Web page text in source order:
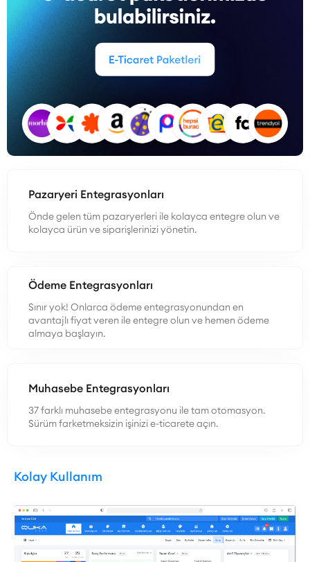
Pazaryeri Entegrasyonları
Önde gelen tüm pazaryerleri ile kolayca entegre olun ve
kolayca ürün ve siparişlerinizi yönetin.
Ödeme Entegrasyonları
Sınır yok! Onlarca ödeme entegrasyonundan en
avantajlı fiyat veren ile entegre olun ve hemen ödeme
almaya başlayın.
Muhasebe Entegrasyonları
37 farklı muhasebe entegrasyonu ile tam otomasyon.
Sürüm farketmeksizin işinizi e-ticarete açın.
Kolay Kullanım